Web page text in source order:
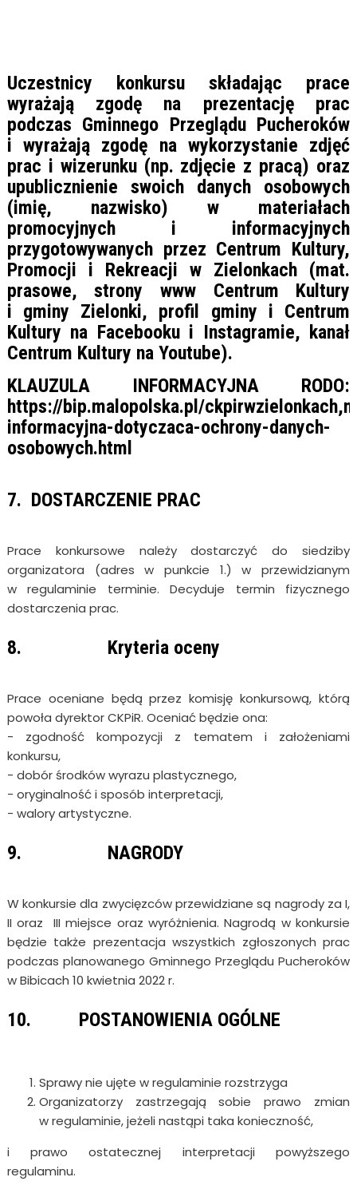
Uczestnicy konkursu składając prace
wyrażają zgodę na prezentację prac
podczas Gminnego Przeglądu Pucheroków
i wyrażają zgodę na wykorzystanie zdjęć
prac i wizerunku (np. zdjęcie z pracą) oraz
upublicznienie swoich danych osobowych
(imię, nazwisko) w materiałach
promocyjnych i informacyjnych
przygotowywanych przez Centrum Kultury,
Promocji i Rekreacji w Zielonkach (mat.
prasowe, strony www Centrum Kultury
i gminy Zielonki, profil gminy i Centrum
Kultury na Facebooku i Instagramie, kanał
Centrum Kultury na Youtube).
KLAUZULA INFORMACYJNA RODO:
https://bip.malopolska.pl/
informacyjna-dotyczaca-ochrony-danych-
osobowych.html
7. DOSTARCZENIE PRAC
Prace konkursowe należy dostarczyć do siedziby
organizatora (adres w punkcie 1.) w przewidzianym
w regulaminie terminie. Decyduje termin fizycznego
dostarczenia prac.
8. Kryteria oceny
Prace oceniane będą przez komisję konkursową, którą
powoła dyrektor CKPiR. Oceniać będzie ona:
- zgodność kompozycji z tematem i założeniami
konkursu,
- dobór środków wyrazu plastycznego,
- oryginalność i sposób interpretacji,
- walory artystyczne.
9. NAGRODY
W konkursie dla zwycięzców przewidziane są nagrody za I,
II oraz III miejsce oraz wyróżnienia. Nagrodą w konkursie
będzie także prezentacja wszystkich zgłoszonych prac
podczas planowanego Gminnego Przeglądu Pucheroków
w Bibicach 10 kwietnia 2022 r.
10. POSTANOWIENIA OGÓLNE
Sprawy nie ujęte w regulaminie rozstrzyga
Organizatorzy zastrzegają sobie prawo zmian
w regulaminie, jeżeli nastąpi taka konieczność,
i prawo ostatecznej interpretacji powyższego
regulaminu.